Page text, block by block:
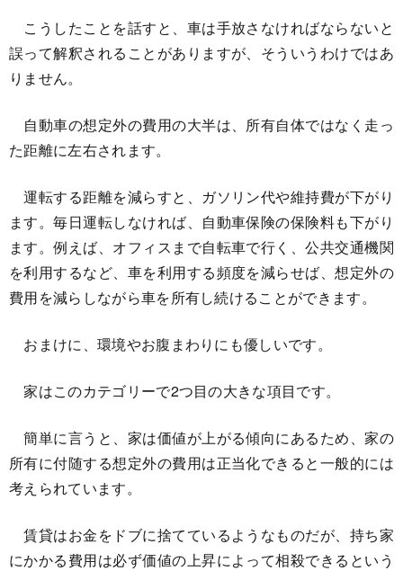
こうしたことを話すと、車は手放さなければならないと
誤って解釈されることがありますが、そういうわけではあ
りません。
自動車の想定外の費用の大半は、所有自体ではなく走っ
た距離に左右されます。
運転する距離を減らすと、ガソリン代や維持費が下がり
ます。毎日運転しなければ、自動車保険の保険料も下がり
ます。例えば、オフィスまで自転車で行く、公共交通機関
を利用するなど、車を利用する頻度を減らせば、想定外の
費用を減らしながら車を所有し続けることができます。
おまけに、環境やお腹まわりにも優しいです。
家はこのカテゴリーで2つ目の大きな項目です。
簡単に言うと、家は価値が上がる傾向にあるため、家の
所有に付随する想定外の費用は正当化できると一般的には
考えられています。
賃貸はお金をドブに捨てているようなものだが、持ち家
にかかる費用は必ず価値の上昇によって相殺できるという